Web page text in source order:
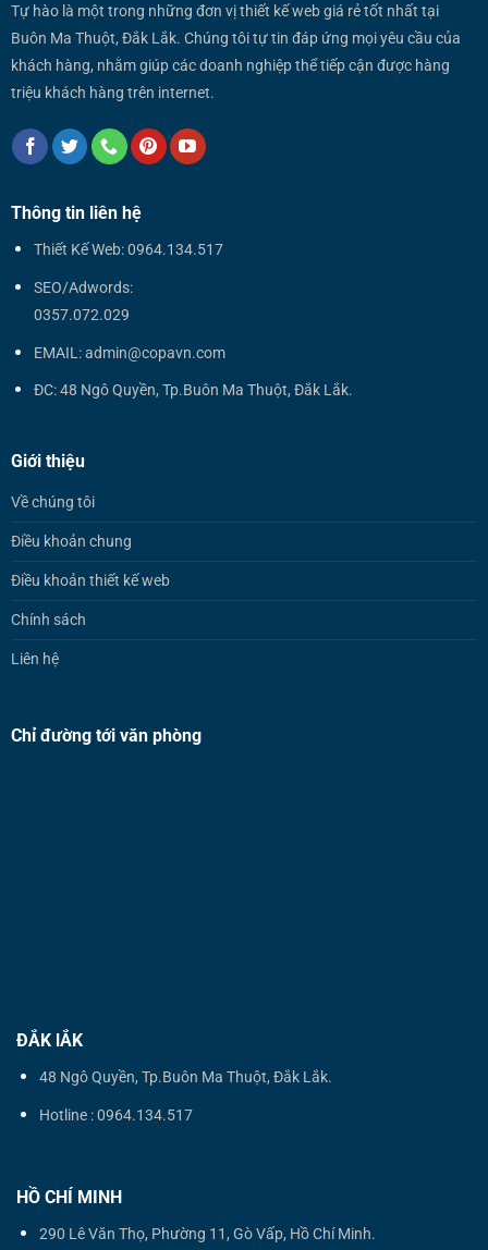
Tự hào là một trong những đơn vị thiết kế web giá rẻ tốt nhất tại
Buôn Ma Thuột, Đắk Lắk. Chúng tôi tự tin đáp ứng mọi yêu cầu của
khách hàng, nhằm giúp các doanh nghiệp thể tiếp cận được hàng
triệu khách hàng trên internet.
Thông tin liên hệ
Thiết Kế Web: 0964.134.517
SEO/Adwords:
0357.072.029
EMAIL: admin@copavn.com
ĐC: 48 Ngô Quyền, Tp.Buôn Ma Thuột, Đắk Lắk.
Giới thiệu
Về chúng tôi
Điều khoản chung
Điều khoản thiết kế web
Chính sách
Liên hệ
Chỉ đường tới văn phòng
ĐẮK lẮK
48 Ngô Quyền, Tp.Buôn Ma Thuột, Đắk Lắk.
Hotline : 0964.134.517
HỒ CHÍ MINH
290 Lê Văn Thọ, Phường 11, Gò Vấp, Hồ Chí Minh.